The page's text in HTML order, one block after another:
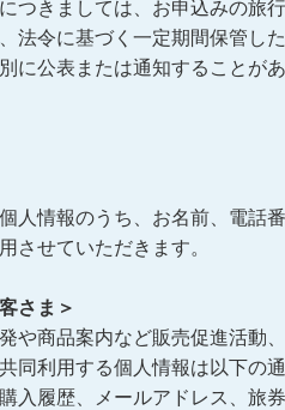
つきましては、お申込みの旅
令に基づく一定期間保管し
に公表または通知することがあ
人情報のうち、お名前、電話
させていただきます。
さま＞
や商品案内など販売促進活動
同利用する個人情報は以下の通
入履歴、メールアドレス、旅